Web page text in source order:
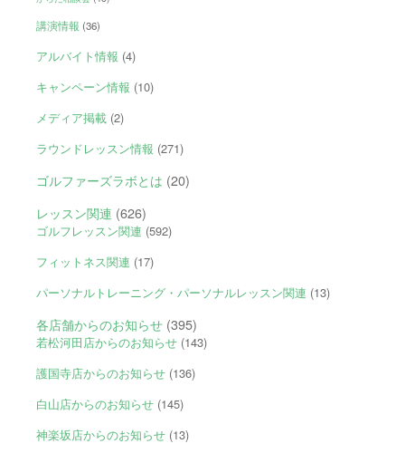
講演情報 (36)
アルバイト情報 (4)
キャンペーン情報 (10)
メディア掲載(2)
ラウンドレッスン情報 (271)
ゴルファーズラボとは (20)
レッスン関連 (626)
ゴルフレッスン関連 (592)
フィットネス関連 (17)
パーソナルトレーニング・パーソナルレッスン関連 (13)
各店舗からのお知らせ(395)
若松河田店からのお知らせ(143)
護国寺店からのお知らせ(136)
白山店からのお知らせ(145)
神楽坂店からのお知らせ(13)